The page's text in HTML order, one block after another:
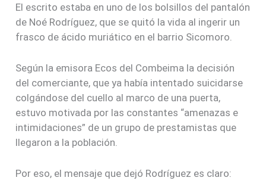
El escrito estaba en uno de los bolsillos del pantalón
de Noé Rodríguez, que se quitó la vida al ingerir un
frasco de ácido muriático en el barrio Sicomoro.
Según la emisora Ecos del Combeima la decisión
del comerciante, que ya había intentado suicidarse
colgándose del cuello al marco de una puerta,
estuvo motivada por las constantes “amenazas e
intimidaciones” de un grupo de prestamistas que
llegaron a la población.
Por eso, el mensaje que dejó Rodríguez es claro: